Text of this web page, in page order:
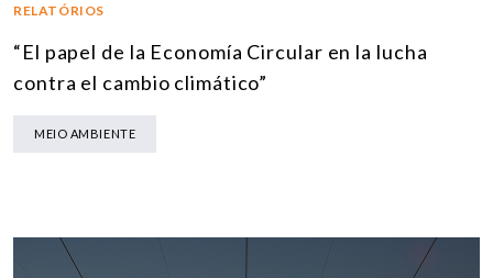
RELATÓRIOS
“El papel de la Economía Circular en la lucha
contra el cambio climático”
MEIO AMBIENTE